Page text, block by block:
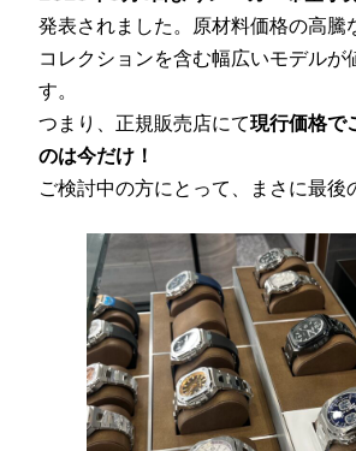
発表されました。原材料価格の高騰
コレクションを含む幅広いモデルが
す。
つまり、正規販売店にて現行価格で
のは今だけ！
ご検討中の方にとって、まさに最後